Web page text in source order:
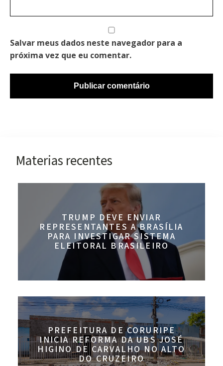
Salvar meus dados neste navegador para a
próxima vez que eu comentar.
Materias recentes
TRUMP DEVE ENVIAR
REPRESENTANTES A BRASÍLIA
PARA INVESTIGAR SISTEMA
ELEITORAL BRASILEIRO
PREFEITURA DE CORURIPE
INICIA REFORMA DA UBS JOSÉ
HIGINO DE CARVALHO NO ALTO
DO CRUZEIRO